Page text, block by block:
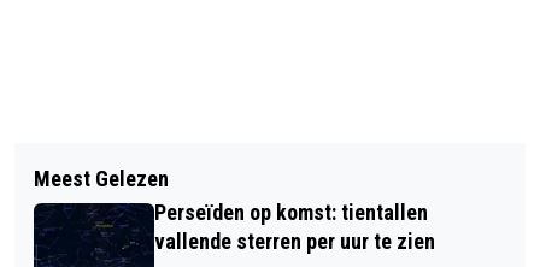
EEN NIEUW HOOFDSTUK OP EEN
BIJZONDERE LOCATIE VOOR
RESTAURANT CHOCOLAT
GEMEENTE BREDA WIL TAXIVERVOER
BETER REGELEN
Meest Gelezen
Perseïden op komst: tientallen
vallende sterren per uur te zien